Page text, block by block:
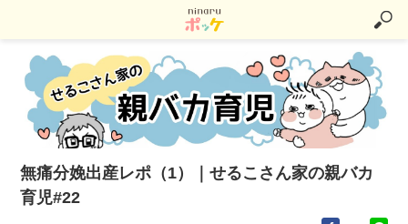
無痛分娩出産レポ（1）｜せるこさん家の親バカ
育児#22